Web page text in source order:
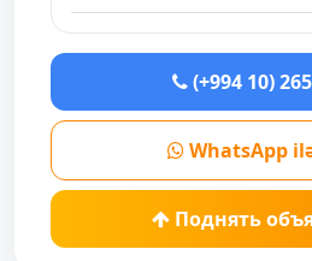
(+994 10)
WhatsApp
Поднять